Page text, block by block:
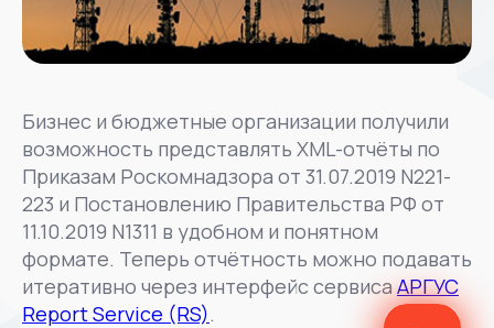
Бизнес и бюджетные организации получили
возможность представлять XML-отчёты по
Приказам Роскомнадзора от 31.07.2019 N221-
223 и Постановлению Правительства РФ от
11.10.2019 N1311 в удобном и понятном
формате. Теперь отчётность можно подавать
итеративно через интерфейс сервисаАРГУС
Report Service (RS).